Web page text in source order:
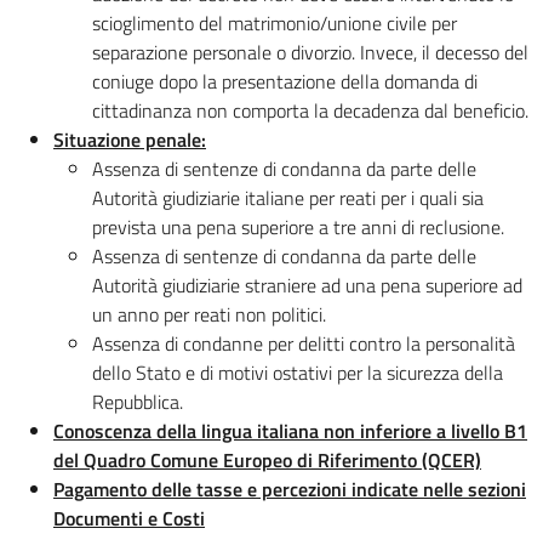
scioglimento del matrimonio/unione civile per
separazione personale o divorzio. Invece, il decesso del
coniuge dopo la presentazione della domanda di
cittadinanza non comporta la decadenza dal beneficio.
Situazione penale:
Assenza di sentenze di condanna da parte delle
Autorità giudiziarie italiane per reati per i quali sia
prevista una pena superiore a tre anni di reclusione.
Assenza di sentenze di condanna da parte delle
Autorità giudiziarie straniere ad una pena superiore ad
un anno per reati non politici.
Assenza di condanne per delitti contro la personalità
dello Stato e di motivi ostativi per la sicurezza della
Repubblica.
Conoscenza della lingua italiana non inferiore a livello B1
del Quadro Comune Europeo di Riferimento (QCER)
Pagamento delle tasse e percezioni indicate nelle sezioni
Documenti e Costi